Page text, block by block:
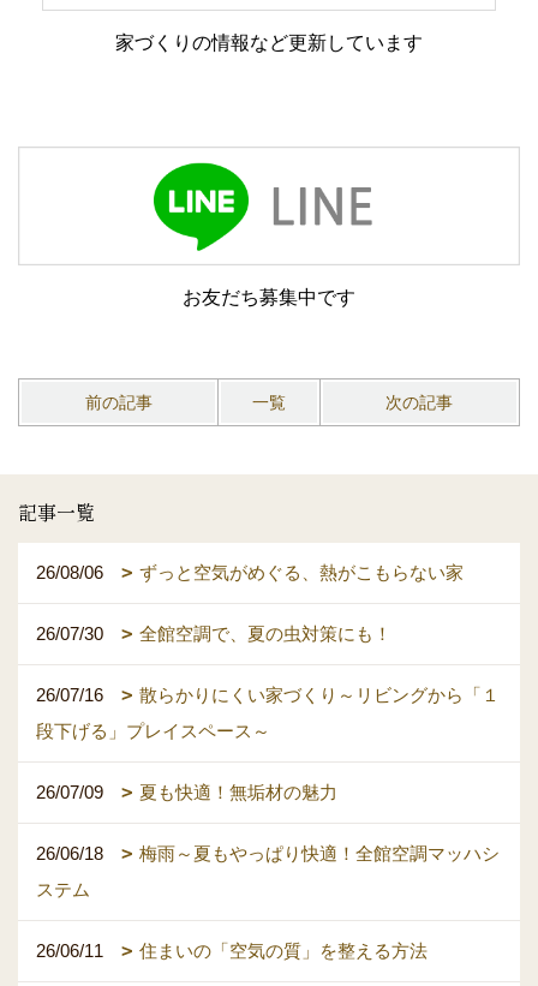
家づくりの情報など更新しています
お友だち募集中です
前の記事 一覧 次の記事
記事一覧
26/08/06 ずっと空気がめぐる、熱がこもらない家
26/07/30 全館空調で、夏の虫対策にも！
26/07/16
散らかりにくい家づくり～リビングから「１
段下げる」プレイスペース～
26/07/09 夏も快適！無垢材の魅力
26/06/18
梅雨～夏もやっぱり快適！全館空調マッハシ
ステム
26/06/11 住まいの「空気の質」を整える方法